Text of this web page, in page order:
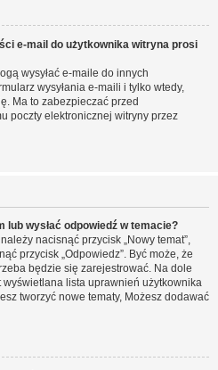
e-mail do użytkownika witryna prosi
wysyłać e-maile do innych
wysyłania e-maili i tylko wtedy,
Ma to zabezpieczać przed
poczty elektronicznej witryny przez
wysłać odpowiedź w temacie?
nacisnąć przycisk „Nowy temat”,
przycisk „Odpowiedz”. Być może, że
będzie się zarejestrować. Na dole
lista uprawnień użytkownika
tworzyć nowe tematy, Możesz dodawać